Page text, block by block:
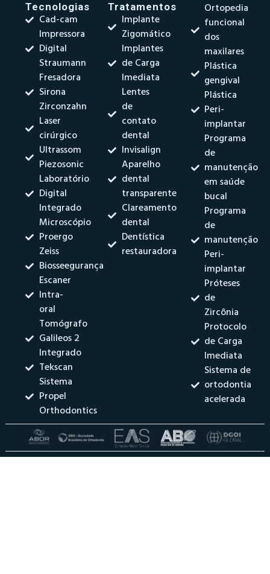
Tecnologias
Cad-cam
Impressora
Digital
Straumann
Fresadora
Sirona
Zirconzahn
Laser
cirúrgico
Ultrassom
Piezosonic
Laboratório
Digital
Integrado
Microscópio
Proergo
Zeiss
Biosseegurança
Escaner
Intra-
oral
Tomógrafo
Galileos 2
Integrado
Tekscan
Sistema
Propel
Orthodontics
Tratamentos
Implante
Zigomático
Implantes
de Carga
Imediata
Lentes
de
contato
dental
Invisalign
Aparelho
dental
transparente
Clareamento
dental
Dentística
restauradora
Ortopedia
funcional
dos
maxilares
Plástica
gengival
Plástica
Peri-
implantar
Programa
de
manutenção
em saúde
bucal
Programa
de
manutenção
Peri-
implantar
Próteses
de
Zircônia
Protocolo
de Carga
Imediata
Sistema de
ortodontia
acelerada